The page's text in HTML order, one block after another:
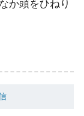
か頭をひねり